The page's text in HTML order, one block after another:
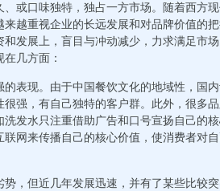
或口味独特，独占一方市场。随着西方
越重视企业的长远发展和对品牌价值的
发展上，盲目与冲动减少，力求满足市
几方面：
表现。由于中国餐饮文化的地域性，国
强，有自己独特的客户群。此外，很多
发水只注重借助广告和口号宣扬自己的核
网来传播自己的核心价值，使消费者对
，但近几年发展迅速，并有了某些比较